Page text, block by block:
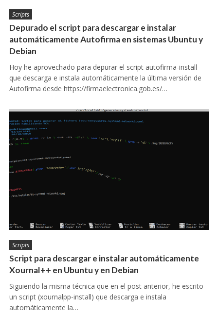
Scripts
Depurado el script para descargar e instalar
automáticamente Autofirma en sistemas Ubuntu y
Debian
Hoy he aprovechado para depurar el script autofirma-install
que descarga e instala automáticamente la última versión de
Autofirma desde https://firmaelectronica.gob.es/…
Scripts
Script para descargar e instalar automáticamente
Xournal++ en Ubuntu y en Debian
Siguiendo la misma técnica que en el post anterior, he escrito
un script (xournalpp-install) que descarga e instala
automáticamente la…